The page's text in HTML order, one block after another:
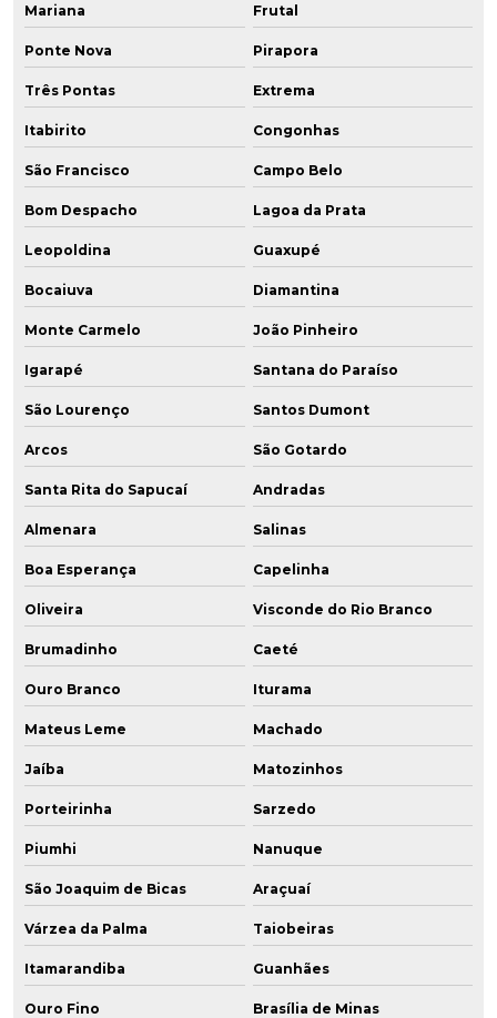
Mariana Frutal
Ponte Nova Pirapora
Três Pontas Extrema
Itabirito Congonhas
São Francisco Campo Belo
Bom Despacho Lagoa da Prata
Leopoldina Guaxupé
Bocaiuva Diamantina
Monte Carmelo João Pinheiro
Igarapé Santana do Paraíso
São Lourenço Santos Dumont
Arcos São Gotardo
Santa Rita do Sapucaí Andradas
Almenara Salinas
Boa Esperança Capelinha
Oliveira Visconde do Rio Branco
Brumadinho Caeté
Ouro Branco Iturama
Mateus Leme Machado
Jaíba Matozinhos
Porteirinha Sarzedo
Piumhi Nanuque
São Joaquim de Bicas Araçuaí
Várzea da Palma Taiobeiras
Itamarandiba Guanhães
Ouro Fino Brasília de Minas